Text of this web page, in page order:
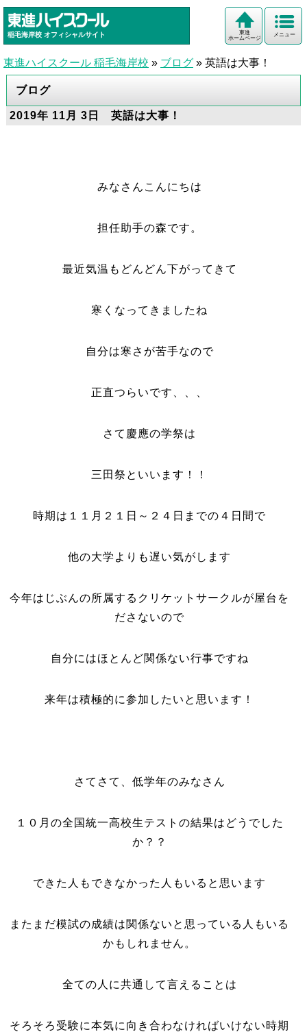
稲毛海岸校 オフィシャルサイト メニュー
東進
ホームページ
東進ハイスクール 稲毛海岸校 » ブログ » 英語は大事！
ブログ
2019年 11月 3日 英語は大事！
みなさんこんにちは
担任助手の森です。
最近気温もどんどん下がってきて
寒くなってきましたね
自分は寒さが苦手なので
正直つらいです、、、
さて慶應の学祭は
三田祭といいます！！
時期は１１月２１日～２４日までの４日間で
他の大学よりも遅い気がします
今年はじぶんの所属するクリケットサークルが屋台を
ださないので
自分にはほとんど関係ない行事ですね
来年は積極的に参加したいと思います！
さてさて、低学年のみなさん
１０月の全国統一高校生テストの結果はどうでした
か？？
できた人もできなかった人もいると思います
またまだ模試の成績は関係ないと思っている人もいる
かもしれません。
全ての人に共通して言えることは
そろそろ受験に本気に向き合わなければいけない時期